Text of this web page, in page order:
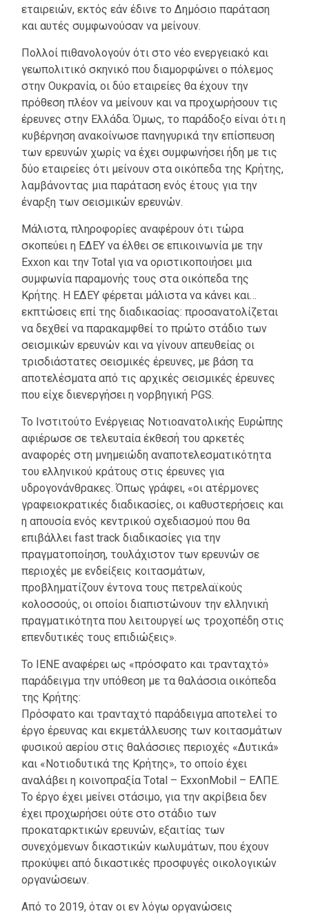
εταιρειών, εκτός εάν έδινε το Δημόσιο παράταση
και αυτές συμφωνούσαν να μείνουν.
Πολλοί πιθανολογούν ότι στο νέο ενεργειακό και
γεωπολιτικό σκηνικό που διαμορφώνει ο πόλεμος
στην Ουκρανία, οι δύο εταιρείες θα έχουν την
πρόθεση πλέον να μείνουν και να προχωρήσουν τις
έρευνες στην Ελλάδα. Όμως, το παράδοξο είναι ότι η
κυβέρνηση ανακοίνωσε πανηγυρικά την επίσπευση
των ερευνών χωρίς να έχει συμφωνήσει ήδη με τις
δύο εταιρείες ότι μείνουν στα οικόπεδα της Κρήτης,
λαμβάνοντας μια παράταση ενός έτους για την
έναρξη των σεισμικών ερευνών.
Μάλιστα, πληροφορίες αναφέρουν ότι τώρα
σκοπεύει η ΕΔΕΥ να έλθει σε επικοινωνία με την
Exxon και την Total για να οριστικοποιήσει μια
συμφωνία παραμονής τους στα οικόπεδα της
Κρήτης. Η ΕΔΕΥ φέρεται μάλιστα να κάνει και…
εκπτώσεις επί της διαδικασίας: προσανατολίζεται
να δεχθεί να παρακαμφθεί το πρώτο στάδιο των
σεισμικών ερευνών και να γίνουν απευθείας οι
τρισδιάστατες σεισμικές έρευνες, με βάση τα
αποτελέσματα από τις αρχικές σεισμικές έρευνες
που είχε διενεργήσει η νορβηγική PGS.
Το Ινστιτούτο Ενέργειας Νοτιοανατολικής Ευρώπης
αφιέρωσε σε τελευταία έκθεσή του αρκετές
αναφορές στη μνημειώδη αναποτελεσματικότητα
του ελληνικού κράτους στις έρευνες για
υδρογονάνθρακες. Όπως γράφει, «οι ατέρμονες
γραφειοκρατικές διαδικασίες, οι καθυστερήσεις και
η απουσία ενός κεντρικού σχεδιασμού που θα
επιβάλλει fast track διαδικασίες για την
πραγματοποίηση, τουλάχιστον των ερευνών σε
περιοχές με ενδείξεις κοιτασμάτων,
προβληματίζουν έντονα τους πετρελαϊκούς
κολοσσούς, οι οποίοι διαπιστώνουν την ελληνική
πραγματικότητα που λειτουργεί ως τροχοπέδη στις
επενδυτικές τους επιδιώξεις».
Το ΙΕΝΕ αναφέρει ως «πρόσφατο και τρανταχτό»
παράδειγμα την υπόθεση με τα θαλάσσια οικόπεδα
της Κρήτης:
Πρόσφατο και τρανταχτό παράδειγμα αποτελεί το
έργο έρευνας και εκμετάλλευσης των κοιτασμάτων
φυσικού αερίου στις θαλάσσιες περιοχές «Δυτικά»
και «Νοτιοδυτικά της Κρήτης», το οποίο έχει
αναλάβει η κοινοπραξία Τotal – ΕxxonMobil – EΛΠΕ.
Το έργο έχει μείνει στάσιμο, για την ακρίβεια δεν
έχει προχωρήσει ούτε στο στάδιο των
προκαταρκτικών ερευνών, εξαιτίας των
συνεχόμενων δικαστικών κωλυμάτων, που έχουν
προκύψει από δικαστικές προσφυγές οικολογικών
οργανώσεων.
Από το 2019, όταν οι εν λόγω οργανώσεις